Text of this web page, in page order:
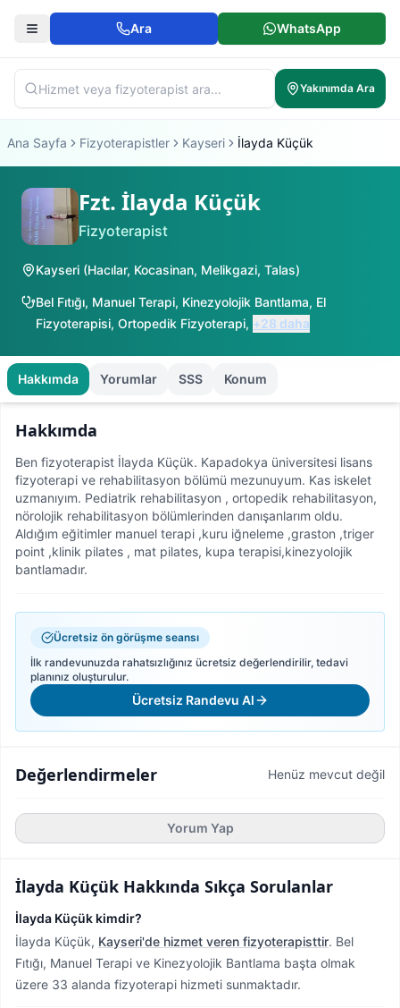
Ara WhatsApp
Yakınımda Ara
Ana Sayfa Fizyoterapistler Kayseri İlayda Küçük
Fzt. İlayda Küçük
Fizyoterapist
Kayseri (Hacılar, Kocasinan, Melikgazi, Talas)
Bel Fıtığı, Manuel Terapi, Kinezyolojik Bantlama, El
Fizyoterapisi, Ortopedik Fizyoterapi, +28 daha
Hakkımda Yorumlar SSS Konum
Hakkımda
Ben fizyoterapist İlayda Küçük. Kapadokya üniversitesi lisans
fizyoterapi ve rehabilitasyon bölümü mezunuyum. Kas iskelet
uzmanıyım. Pediatrik rehabilitasyon , ortopedik rehabilitasyon,
nörolojik rehabilitasyon bölümlerinden danışanlarım oldu.
Aldığım eğitimler manuel terapi ,kuru iğneleme ,graston ,triger
point ,klinik pilates , mat pilates, kupa terapisi,kinezyolojik
bantlamadır.
Ücretsiz ön görüşme seansı
İlk randevunuzda rahatsızlığınız ücretsiz değerlendirilir, tedavi
planınız oluşturulur.
Ücretsiz Randevu Al
Değerlendirmeler Henüz mevcut değil
Yorum Yap
İlayda Küçük Hakkında Sıkça Sorulanlar
İlayda Küçük kimdir?
İlayda Küçük, Kayseri'de hizmet veren fizyoterapisttir. Bel
Fıtığı, Manuel Terapi ve Kinezyolojik Bantlama başta olmak
üzere 33 alanda fizyoterapi hizmeti sunmaktadır.